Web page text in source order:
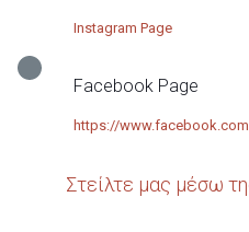
Instagram Page
Facebook Page
https://
Στείλτε μας μέσω